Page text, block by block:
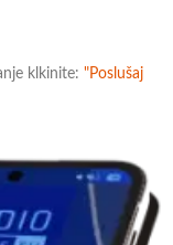
klkinite: "Poslušaj